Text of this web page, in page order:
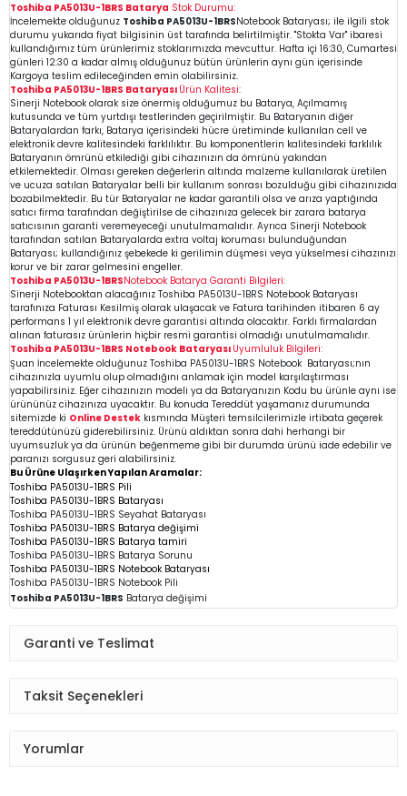
Toshiba PA5013U-1BRS Batarya Stok Durumu:
İncelemekte olduğunuz Toshiba PA5013U-1BRSNotebook Bataryası; ile ilgili stok
durumu yukarıda fiyat bilgisinin üst tarafında belirtilmiştir. "Stokta Var" ibaresi
kullandığımız tüm ürünlerimiz stoklarımızda mevcuttur. Hafta içi 16:30, Cumartesi
günleri 12:30 a kadar almış olduğunuz bütün ürünlerin aynı gün içerisinde
Kargoya teslim edileceğinden emin olabilirsiniz.
Toshiba PA5013U-1BRS Bataryası Ürün Kalitesi:
Sinerji Notebook olarak size önermiş olduğumuz bu Batarya, Açılmamış
kutusunda ve tüm yurtdışı testlerinden geçirilmiştir. Bu Bataryanın diğer
Bataryalardan farkı, Batarya içerisindeki hücre üretiminde kullanılan cell ve
elektronik devre kalitesindeki farklılıktır. Bu komponentlerin kalitesindeki farklılık
Bataryanın ömrünü etkilediği gibi cihazınızın da ömrünü yakından
etkilemektedir. Olması gereken değerlerin altında malzeme kullanılarak üretilen
ve ucuza satılan Bataryalar belli bir kullanım sonrası bozulduğu gibi cihazınızıda
bozabilmektedir. Bu tür Bataryalar ne kadar garantili olsa ve arıza yaptığında
satıcı firma tarafından değiştirilse de cihazınıza gelecek bir zarara batarya
satıcısının garanti veremeyeceği unutulmamalıdır. Ayrıca Sinerji Notebook
tarafından satılan Bataryalarda extra voltaj koruması bulunduğundan
Bataryası; kullandığınız şebekede ki gerilimin düşmesi veya yükselmesi cihazınızı
korur ve bir zarar gelmesini engeller.
Toshiba PA5013U-1BRSNotebook Batarya Garanti Bilgileri:
Sinerji Notebooktan alacağınız Toshiba PA5013U-1BRS Notebook Bataryası
tarafınıza Faturası Kesilmiş olarak ulaşacak ve Fatura tarihinden itibaren 6 ay
performans 1 yıl elektronik devre garantisi altında olacaktır. Farklı firmalardan
alınan faturasız ürünlerin hiçbir resmi garantisi olmadığı unutulmamalıdır.
Toshiba PA5013U-1BRS Notebook Bataryası Uyumluluk Bilgileri:
Şuan İncelemekte olduğunuz Toshiba PA5013U-1BRS Notebook Bataryası;nın
cihazınızla uyumlu olup olmadığını anlamak için model karşılaştırması
yapabilirsiniz. Eğer cihazınızın modeli ya da Bataryanızın Kodu bu ürünle aynı ise
ürününüz cihazınıza uyacaktır. Bu konuda Tereddüt yaşamanız durumunda
sitemizde ki Online Destek kısmında Müşteri temsilcilerimizle irtibata geçerek
tereddütünüzü giderebilirsiniz. Ürünü aldıktan sonra dahi herhangi bir
uyumsuzluk ya da ürünün beğenmeme gibi bir durumda ürünü iade edebilir ve
paranızı sorgusuz geri alabilirsiniz.
Bu Ürüne Ulaşırken Yapılan Aramalar:
Toshiba PA5013U-1BRS Pili
Toshiba PA5013U-1BRS Bataryası
Toshiba PA5013U-1BRS Seyahat Bataryası
Toshiba PA5013U-1BRS Batarya değişimi
Toshiba PA5013U-1BRS Batarya tamiri
Toshiba PA5013U-1BRS Batarya Sorunu
Toshiba PA5013U-1BRS Notebook Bataryası
Toshiba PA5013U-1BRS Notebook Pili
Toshiba PA5013U-1BRS Batarya değişimi
Garanti ve Teslimat
Taksit Seçenekleri
Yorumlar